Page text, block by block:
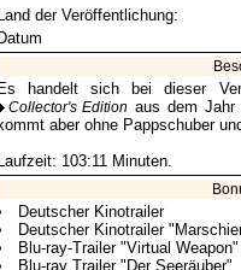
Land der Veröffentlichung:
Datum
Es handelt sich bei dieser
Collector's Edition aus dem Jahr
kommt aber ohne Pappschuber
Laufzeit: 103:11 Minuten.
Deutscher Kinotrailer
Deutscher Kinotrailer
Blu-ray-Trailer "Virtual Weapon"
Blu-ray Trailer "Der Seeräuber"